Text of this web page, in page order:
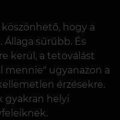
hogy a
sűrűbb. És
kerül, a tetoválást
mennie" ugyanazon a
érzésekre.
gyakran helyi